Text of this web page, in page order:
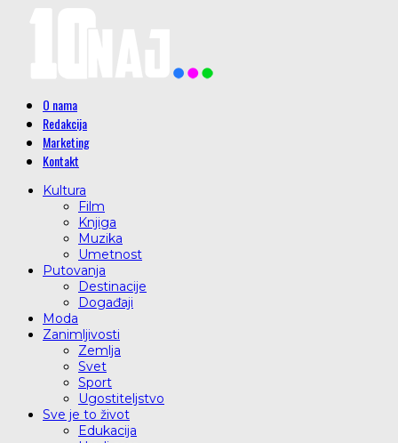
O nama
Redakcija
Marketing
Kontakt
Kultura
Film
Knjiga
Muzika
Umetnost
Putovanja
Destinacije
Događaji
Moda
Zanimljivosti
Zemlja
Svet
Sport
Ugostiteljstvo
Sve je to život
Edukacija